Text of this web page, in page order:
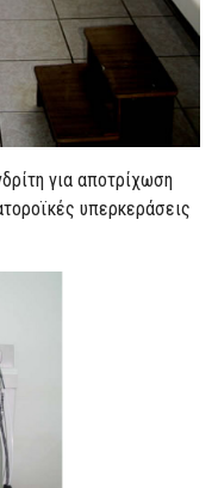
για αποτρίχωση
υπερκεράσεις